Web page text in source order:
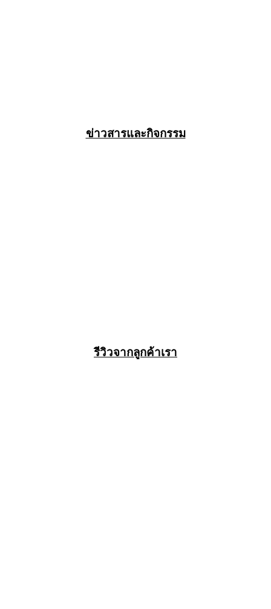
ข่าวสารและกิจกรรม
รีวิวจากลูกค้าเรา